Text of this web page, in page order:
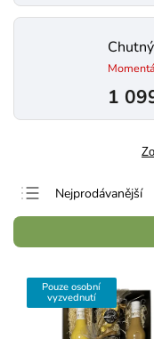
1
Nejprodávanější
Nejlevnější
Nejdražší
Abecedně
Pouze osobní
vyzvednutí